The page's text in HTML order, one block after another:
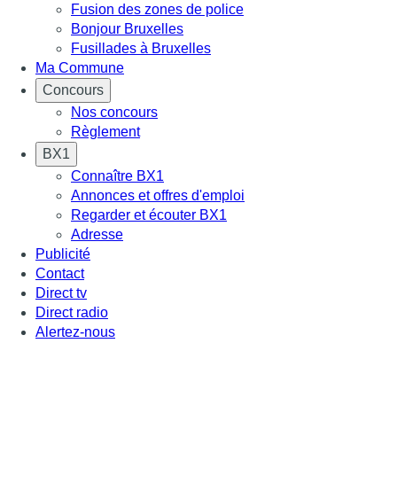
Fusion des zones de police
Bonjour Bruxelles
Fusillades à Bruxelles
Ma Commune
Concours
Nos concours
Règlement
BX1
Connaître BX1
Annonces et offres d'emploi
Regarder et écouter BX1
Adresse
Publicité
Contact
Direct tv
Direct radio
Alertez-nous